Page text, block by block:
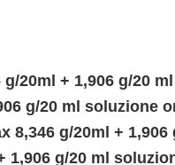
20ml + 1,906 g/20
g/20 ml soluzione
8,346 g/20ml +
1,906 g/20 ml